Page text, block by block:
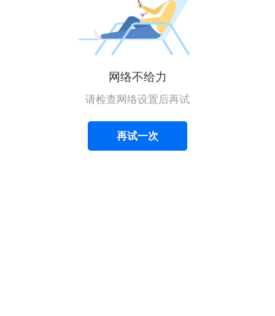
网络不给力
请检查网络设置后再试
再试一次